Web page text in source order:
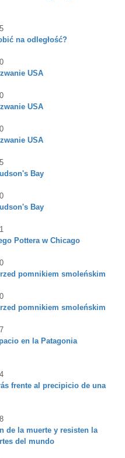
na odległość?
USA
USA
USA
Bay
Bay
Pottera w Chicago
pomnikiem smoleńskim
pomnikiem smoleńskim
en la Patagonia
frente al precipicio de una
de la muerte y resisten la
del mundo